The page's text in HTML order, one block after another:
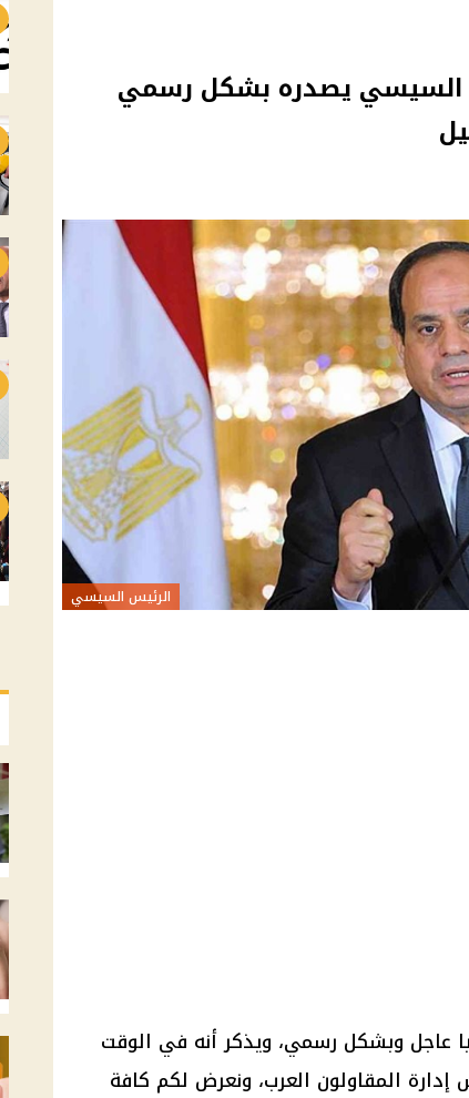
السيسي يصدره بشكل رسمي
الرئيس السيسي
عاجل وبشكل رسمي، ويذكر أنه في الوقت
المقاولون العرب، ونعرض لكم كافة